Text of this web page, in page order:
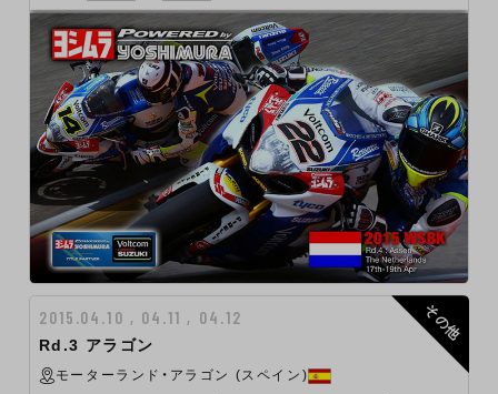
2015.04.10 , 04.11 , 04.12
Rd.3 アラゴン
モーターランド・アラゴン (スペイン)
その他